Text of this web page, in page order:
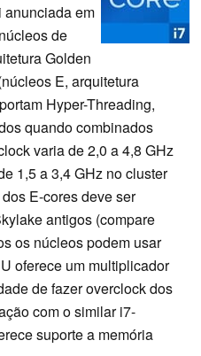
anunciada em
de
Golden
E, arquitetura
Hyper-Threading,
quando combinados
varia de 2,0 a 4,8 GHz
1,5 a 3,4 GHz no cluster
E-cores deve ser
antigos (compare
os núcleos podem usar
oferece um multiplicador
de fazer overclock dos
com o similar i7-
suporte a memória